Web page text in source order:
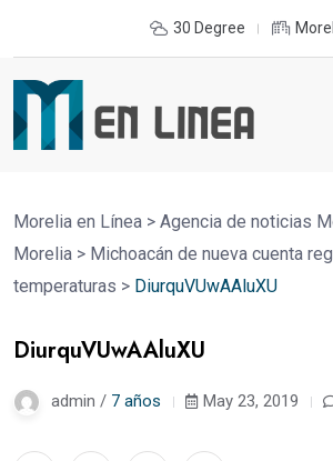
30 Degree
Morelia en Línea > Agencia de noticias
Morelia > Michoacán de nueva cuenta
temperaturas > DiurquVUwAAluXU
DiurquVUwAAluXU
admin / 7 años May 23, 2019